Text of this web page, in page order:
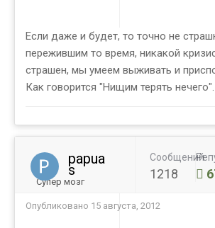
Если даже и будет, то точно не
пережившим то время, никакой
страшен, мы умеем выживать и
Как говорится "Нищим терять нечего".
papua
s
Супер мозг
Сообщений
1218
Опубликовано 15 августа, 2012